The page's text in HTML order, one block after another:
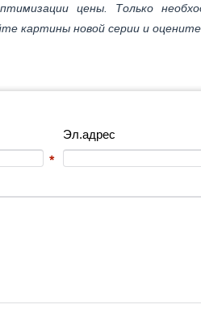
цены. Только
картины новой серии и
Эл.адрес